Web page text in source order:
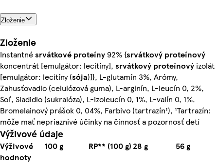
Zloženie
Zloženie
Instantnésrvátkové proteíny92% {srvátkový proteínový
koncentrát [emulgátor: lecitíny], srvátkový proteínový izolát
[emulgátor: lecitíny (sója)]}, L-glutamín 3%, Arómy,
Zahusťovadlo (celulózová guma), L-arginín, L-leucín 0, 2%,
Soľ, Sladidlo (sukralóza), L-izoleucín 0, 1%, L-valín 0, 1%,
Bromelainový prášok 0, 04%, Farbivo (tartrazín¹), ¹Tartrazín:
môže mať nepriaznivé účinky na činnosť a pozornosť detí
Výživové údaje
Výživové
hodnoty
100 g RP** (100 g) 28 g
56 g